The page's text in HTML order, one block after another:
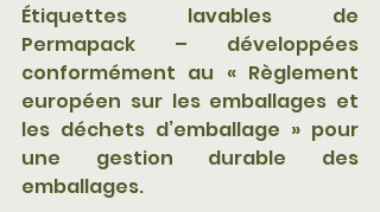
Étiquettes lavables de
Permapack – développées
conformément au « Règlement
européen sur les emballages et
les déchets d’emballage » pour
une gestion durable des
emballages.